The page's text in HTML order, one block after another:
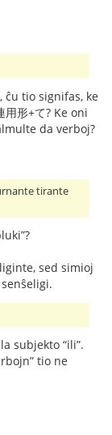
ĉu tio signifas, ke
形+て? Ke oni
da verboj?
tirante
sed simioj
subjekto “ili”.
tio ne